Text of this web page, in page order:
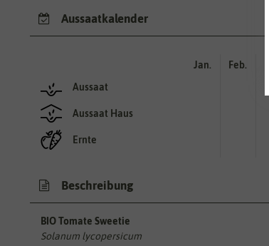
Aussaatkalender
Aussaat
Aussaat Haus
Ernte
Jan. Feb.
Beschreibung
BIO Tomate Sweetie
Solanum lycopersicum